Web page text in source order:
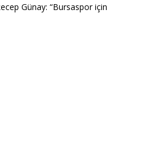
Günay: “Bursaspor için